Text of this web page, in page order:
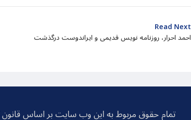
Read Next
احمد احرار، روزنامه نویس قدیمی و ایراندوست درگذشت
تمام حقوق مربوط به این وب سایت بر اساس